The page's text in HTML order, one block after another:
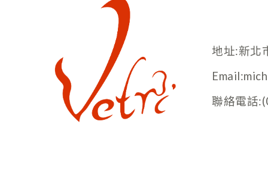
地址:新北
聯絡電話